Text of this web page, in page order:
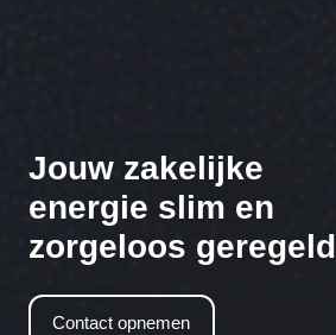
Jouw zakelijke
energie slim en
zorgeloos geregeld
Contact opnemen